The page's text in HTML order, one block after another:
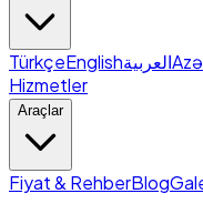
TürkçeEnglishالعربية
Hizmetler
Araçlar
Fiyat & RehberBlog